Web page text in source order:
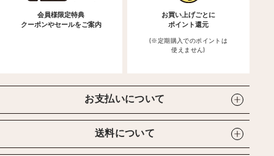
会員様限定特典
クーポンやセールをご案内
お買い上げごとに
ポイント還元
(※定期購入でのポイントは
使えません)
お支払いについて
送料について